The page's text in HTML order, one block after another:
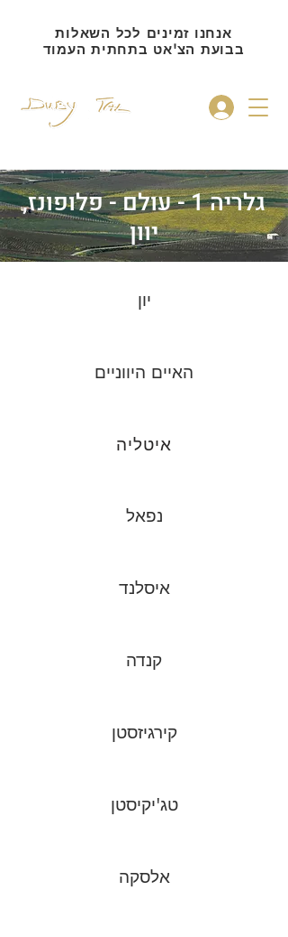
אנחנו זמינים לכל השאלות
בבועת הצ'אט בתחתית העמוד
גלריה 1 - עולם - פלופונז,
יוון
יון
האיים היווניים
איטליה
נפאל
איסלנד
קנדה
קירגיזסטן
טג'יקיסטן
אלסקה